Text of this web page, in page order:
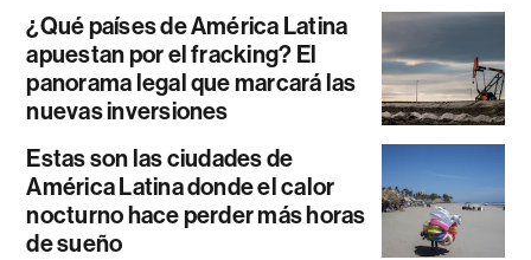
¿Qué países de América Latina
apuestan por el fracking? El
panorama legal que marcará las
nuevas inversiones
Estas son las ciudades de
América Latina donde el calor
nocturno hace perder más horas
de sueño